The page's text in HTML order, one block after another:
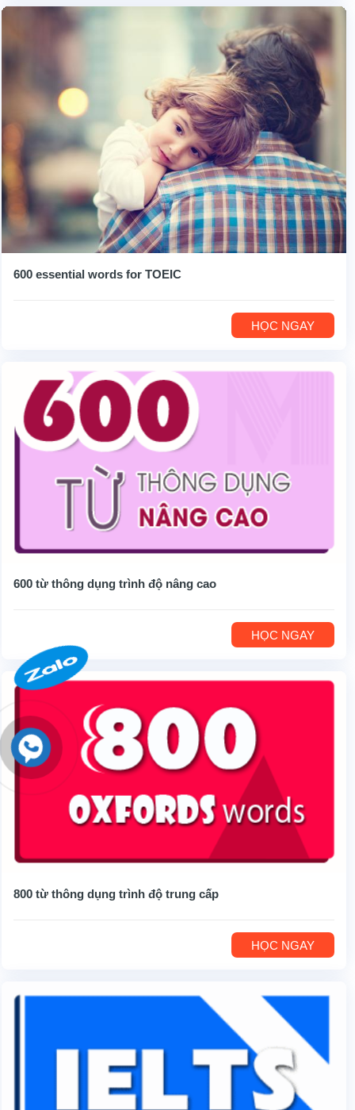
600 essential words for TOEIC
HỌC NGAY
600 từ thông dụng trình độ nâng cao
HỌC NGAY
800 từ thông dụng trình độ trung cấp
HỌC NGAY